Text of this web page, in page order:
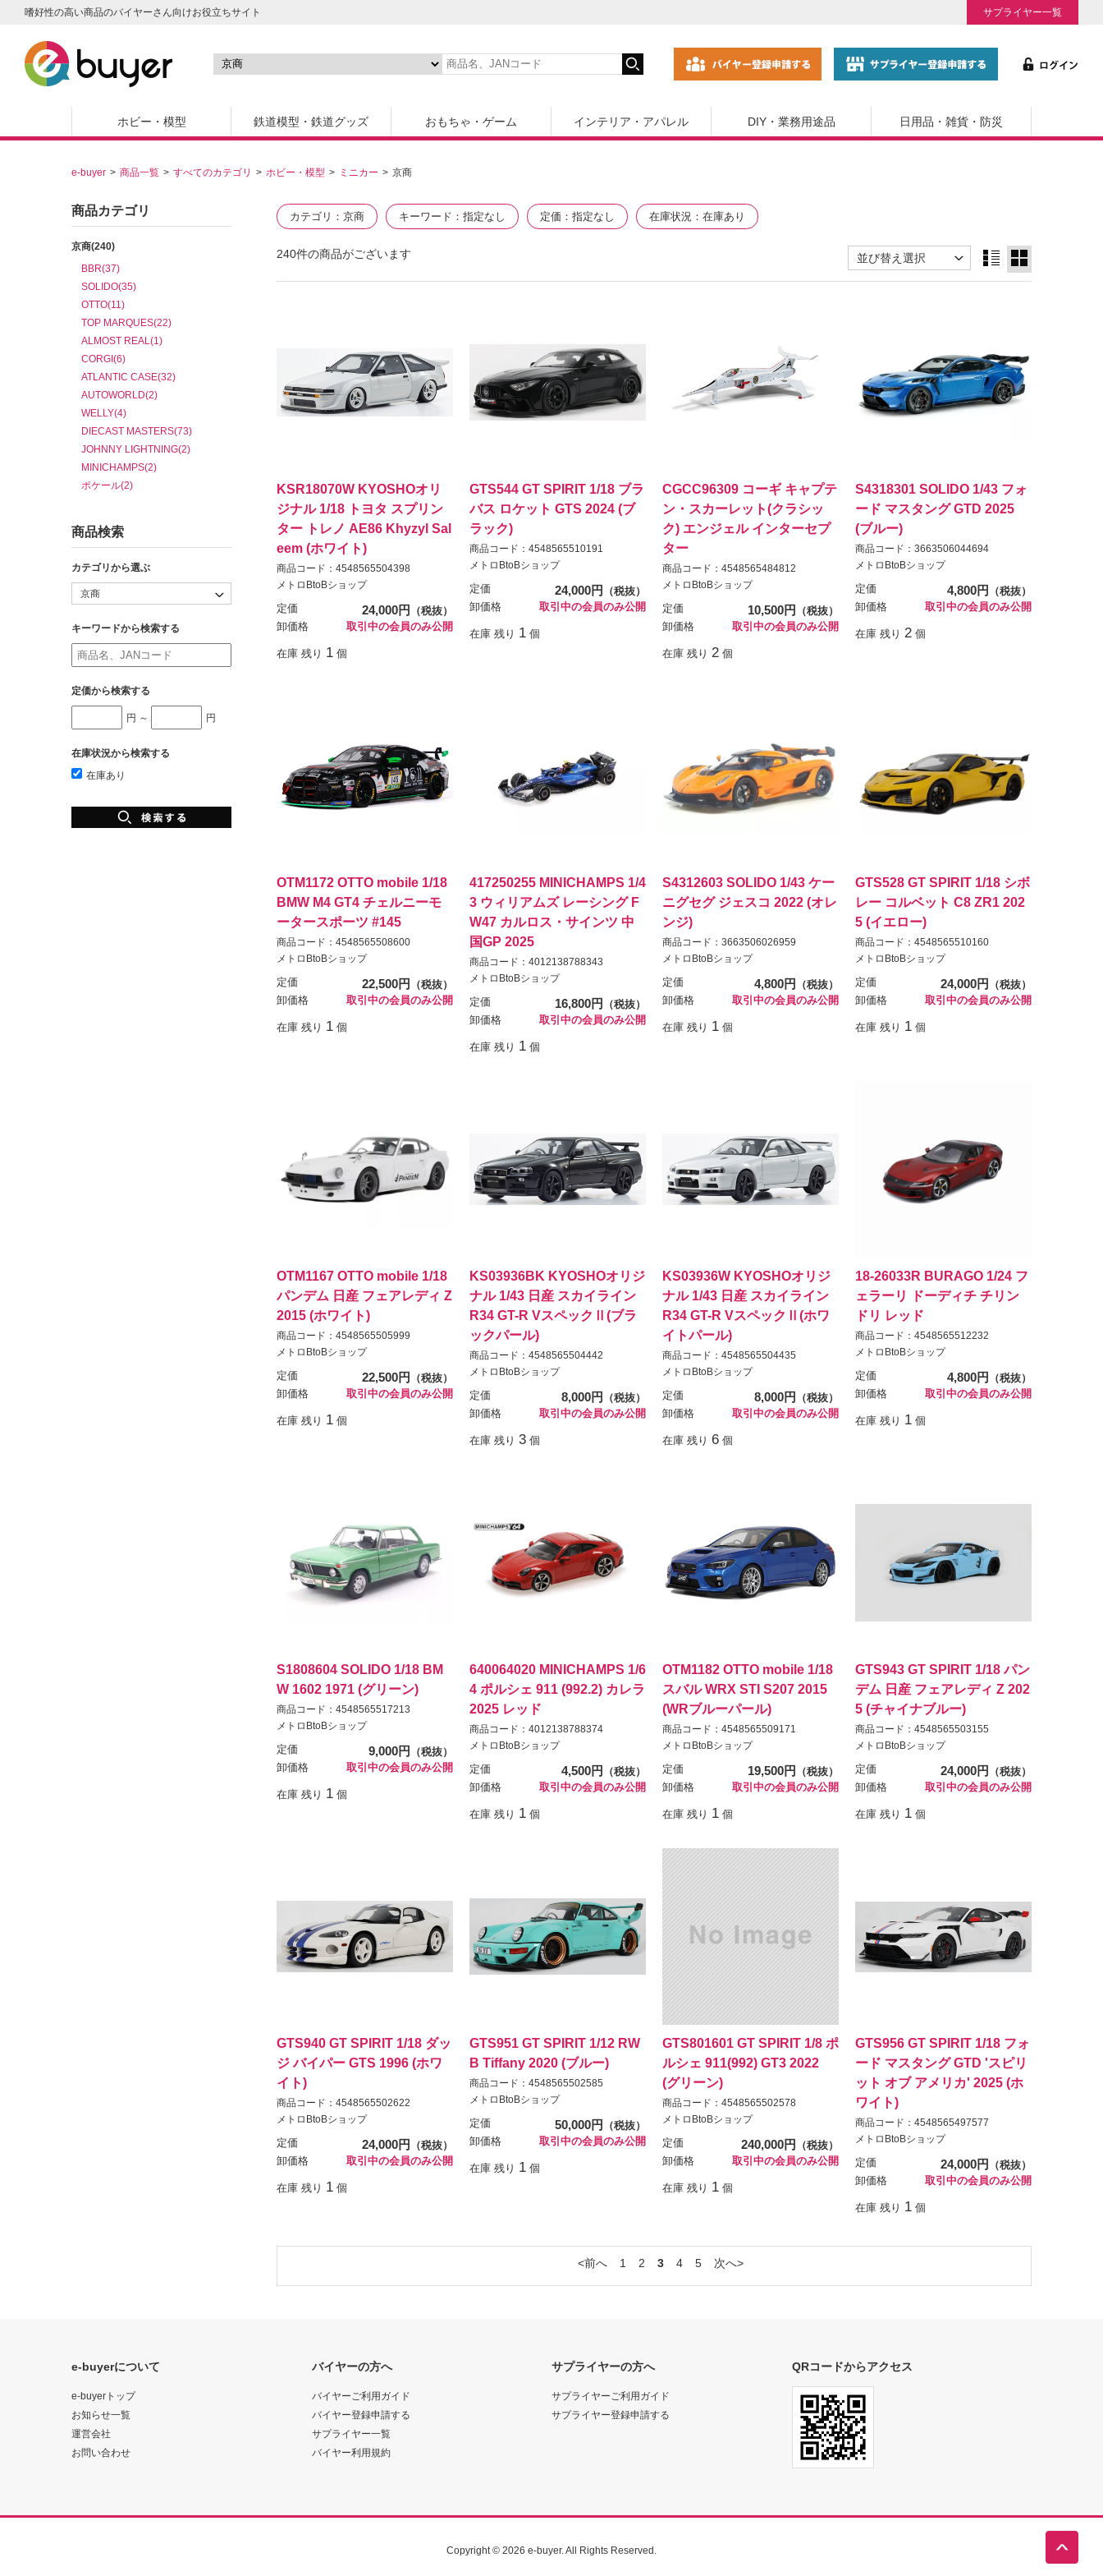
嗜好性の高い商品のバイヤーさん向けお役立ちサイト サプライヤー一覧
ホビー・模型 鉄道模型・鉄道グッズ おもちゃ・ゲーム インテリア・アパレル DIY・業務用途品 日用品・雑貨・防災
e-buyer 商品一覧 すべてのカテゴリ ホビー・模型 ミニカー 京商
カテゴリ 京商 キーワード 指定なし 定価 指定なし 在庫状況 在庫あり
240件の商品がございます
KSR18070W KYOSHOオリ
ジナル 1/18 トヨタ スプリン
ター トレノ AE86 Khyzyl Sal
eem (ホワイト)
商品コード：4548565504398
メトロBtoBショップ
定価 24,000円
（税抜）
卸価格
取引中の会員のみ公開
在庫 残り 1 個
GTS544 GT SPIRIT 1/18 ブラ
バス ロケット GTS 2024 (ブ
ラック)
商品コード：4548565510191
メトロBtoBショップ
定価 24,000円
（税抜）
卸価格
取引中の会員のみ公開
在庫 残り 1 個
CGCC96309 コーギ キャプテ
ン・スカーレット(クラシッ
ク) エンジェル インターセプ
ター
商品コード：4548565484812
メトロBtoBショップ
定価 10,500円
（税抜）
卸価格
取引中の会員のみ公開
在庫 残り 2 個
S4318301 SOLIDO 1/43 フォ
ード マスタング GTD 2025
(ブルー)
商品コード：3663506044694
メトロBtoBショップ
定価 4,800円
（税抜）
卸価格
取引中の会員のみ公開
在庫 残り 2 個
OTM1172 OTTO mobile 1/18
BMW M4 GT4 チェルニーモ
ータースポーツ #145
商品コード：4548565508600
メトロBtoBショップ
定価 22,500円
（税抜）
卸価格
取引中の会員のみ公開
在庫 残り 1 個
417250255 MINICHAMPS 1/4
3 ウィリアムズ レーシング F
W47 カルロス・サインツ 中
国GP 2025
商品コード：4012138788343
メトロBtoBショップ
定価 16,800円
（税抜）
卸価格
取引中の会員のみ公開
在庫 残り 1 個
S4312603 SOLIDO 1/43 ケー
ニグセグ ジェスコ 2022 (オレ
ンジ)
商品コード：3663506026959
メトロBtoBショップ
定価 4,800円
（税抜）
卸価格
取引中の会員のみ公開
在庫 残り 1 個
GTS528 GT SPIRIT 1/18 シボ
レー コルベット C8 ZR1 202
5 (イエロー)
商品コード：4548565510160
メトロBtoBショップ
定価 24,000円
（税抜）
卸価格
取引中の会員のみ公開
在庫 残り 1 個
OTM1167 OTTO mobile 1/18
パンデム 日産 フェアレディ Z
2015 (ホワイト)
商品コード：4548565505999
メトロBtoBショップ
定価 22,500円
（税抜）
卸価格
取引中の会員のみ公開
在庫 残り 1 個
KS03936BK KYOSHOオリジ
ナル 1/43 日産 スカイライン
R34 GT-R VスペックⅡ(ブラ
ックパール)
商品コード：4548565504442
メトロBtoBショップ
定価 8,000円
（税抜）
卸価格
取引中の会員のみ公開
在庫 残り 3 個
KS03936W KYOSHOオリジ
ナル 1/43 日産 スカイライン
R34 GT-R VスペックⅡ(ホワ
イトパール)
商品コード：4548565504435
メトロBtoBショップ
定価 8,000円
（税抜）
卸価格
取引中の会員のみ公開
在庫 残り 6 個
18-26033R BURAGO 1/24 フ
ェラーリ ドーディチ チリン
ドリ レッド
商品コード：4548565512232
メトロBtoBショップ
定価 4,800円
（税抜）
卸価格
取引中の会員のみ公開
在庫 残り 1 個
S1808604 SOLIDO 1/18 BM
W 1602 1971 (グリーン)
商品コード：4548565517213
メトロBtoBショップ
定価 9,000円
（税抜）
卸価格
取引中の会員のみ公開
在庫 残り 1 個
640064020 MINICHAMPS 1/6
4 ポルシェ 911 (992.2) カレラ
2025 レッド
商品コード：4012138788374
メトロBtoBショップ
定価 4,500円
（税抜）
卸価格
取引中の会員のみ公開
在庫 残り 1 個
OTM1182 OTTO mobile 1/18
スバル WRX STI S207 2015
(WRブルーパール)
商品コード：4548565509171
メトロBtoBショップ
定価 19,500円
（税抜）
卸価格
取引中の会員のみ公開
在庫 残り 1 個
GTS943 GT SPIRIT 1/18 パン
デム 日産 フェアレディ Z 202
5 (チャイナブルー)
商品コード：4548565503155
メトロBtoBショップ
定価 24,000円
（税抜）
卸価格
取引中の会員のみ公開
在庫 残り 1 個
GTS940 GT SPIRIT 1/18 ダッ
ジ バイパー GTS 1996 (ホワ
イト)
商品コード：4548565502622
メトロBtoBショップ
定価 24,000円
（税抜）
卸価格
取引中の会員のみ公開
在庫 残り 1 個
GTS951 GT SPIRIT 1/12 RW
B Tiffany 2020 (ブルー)
商品コード：4548565502585
メトロBtoBショップ
定価 50,000円
（税抜）
卸価格
取引中の会員のみ公開
在庫 残り 1 個
GTS801601 GT SPIRIT 1/8 ポ
ルシェ 911(992) GT3 2022
(グリーン)
商品コード：4548565502578
メトロBtoBショップ
定価 240,000円
（税抜）
卸価格
取引中の会員のみ公開
在庫 残り 1 個
GTS956 GT SPIRIT 1/18 フォ
ード マスタング GTD 'スピリ
ット オブ アメリカ' 2025 (ホ
ワイト)
商品コード：4548565497577
メトロBtoBショップ
定価 24,000円
（税抜）
卸価格
取引中の会員のみ公開
在庫 残り 1 個
前へ 1 2 3 4 5 次へ
商品カテゴリ
京商(240)
BBR(37)
SOLIDO(35)
OTTO(11)
TOP MARQUES(22)
ALMOST REAL(1)
CORGI(6)
ATLANTIC CASE(32)
AUTOWORLD(2)
WELLY(4)
DIECAST MASTERS(73)
JOHNNY LIGHTNING(2)
MINICHAMPS(2)
ポケール(2)
商品検索
カテゴリから選ぶ
キーワードから検索する
定価から検索する
円 ～ 円
在庫状況から検索する
在庫あり
e-buyerについて
e-buyerトップ
お知らせ一覧
運営会社
お問い合わせ
バイヤーの方へ
バイヤーご利用ガイド
バイヤー登録申請する
サプライヤー一覧
バイヤー利用規約
サプライヤーの方へ
サプライヤーご利用ガイド
サプライヤー登録申請する
QRコードからアクセス
Copyright © 2026 e-buyer. All Rights Reserved.